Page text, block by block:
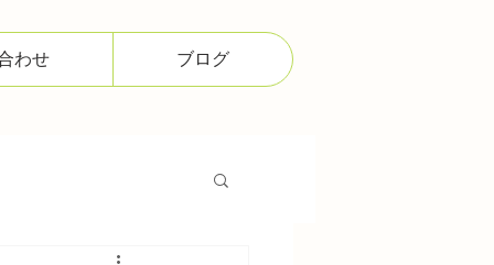
わせ ブログ